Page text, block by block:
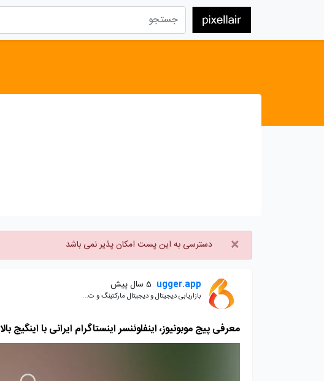
× دسترسی به این پست امکان پذیر نمی باشد
ugger.app 5 سال پیش
بازاریابی دیجیتال و دیجیتال مارکتینگ و ت...
معرفی پیج موبونیوز، اینفلوئنسر اینستاگرام ایرانی با اینگیج